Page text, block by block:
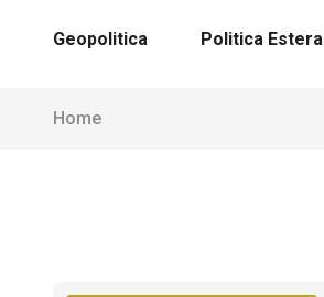
Geopolitica Politica Estera
Home